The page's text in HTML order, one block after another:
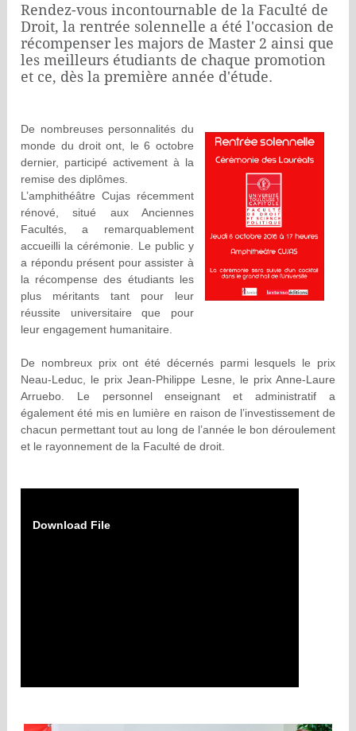
Rendez-vous incontournable de la Faculté de
Droit, la rentrée solennelle a été l'occasion de
récompenser les majors de Master 2 ainsi que
les meilleurs étudiants de chaque promotion
et ce, dès la première année d'étude.
De nombreuses personnalités du
monde du droit ont, le 6 octobre
dernier, participé activement à la
remise des diplômes.
L’amphithéâtre Cujas récemment
rénové, situé aux Anciennes
Facultés, a remarquablement
accueilli la cérémonie. Le public y
a répondu présent pour assister à
la récompense des étudiants les
plus méritants tant pour leur
réussite universitaire que pour
leur engagement humanitaire.
De nombreux prix ont été décernés parmi lesquels le prix
Neau-Leduc, le prix Jean-Philippe Lesne, le prix Anne-Laure
Arruebo. Le personnel enseignant et administratif a
également été mis en lumière en raison de l’investissement de
chacun permettant tout au long de l’année le bon déroulement
et le rayonnement de la Faculté de droit.
Download File